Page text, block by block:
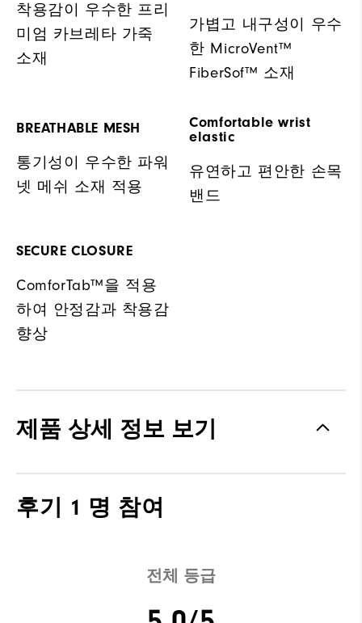
착용감이 우수한 프리
미엄 카브레타 가죽
소재
가볍고 내구성이 우수
한 MicroVent™
FiberSof™ 소재
BREATHABLE MESH
통기성이 우수한 파워
넷 메쉬 소재 적용
Comfortable wrist
elastic
유연하고 편안한 손목
밴드
SECURE CLOSURE
ComforTab™을 적용
하여 안정감과 착용감
향상
제품 상세 정보 보기
후기 1 명 참여
전체 등급